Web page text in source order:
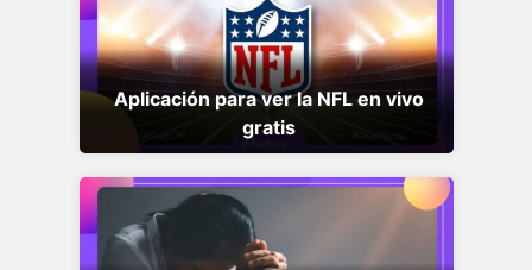
Aplicación para ver la NFL en vivo
gratis